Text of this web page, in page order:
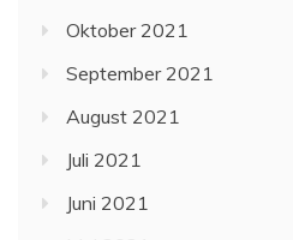
Oktober 2021
September 2021
August 2021
Juli 2021
Juni 2021